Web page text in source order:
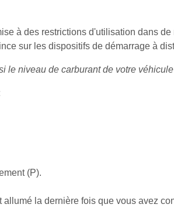
à des restrictions d'utilisation dans
sur les dispositifs de démarrage à
le niveau de carburant de votre
(P).
la dernière fois que vous avez